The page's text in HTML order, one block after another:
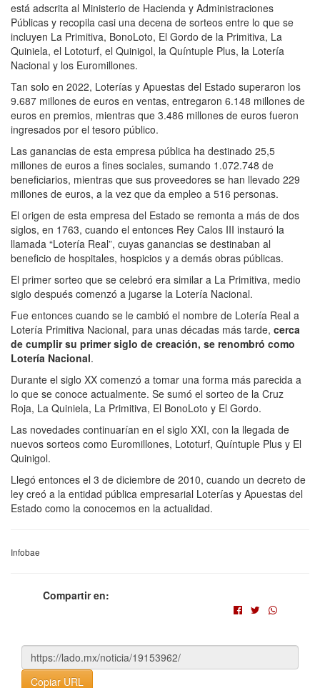
está adscrita al Ministerio de Hacienda y Administraciones
Públicas y recopila casi una decena de sorteos entre lo que se
incluyen La Primitiva, BonoLoto, El Gordo de la Primitiva, La
Quiniela, el Lototurf, el Quinigol, la Quíntuple Plus, la Lotería
Nacional y los Euromillones.
Tan solo en 2022, Loterías y Apuestas del Estado superaron los
9.687 millones de euros en ventas, entregaron 6.148 millones de
euros en premios, mientras que 3.486 millones de euros fueron
ingresados por el tesoro público.
Las ganancias de esta empresa pública ha destinado 25,5
millones de euros a fines sociales, sumando 1.072.748 de
beneficiarios, mientras que sus proveedores se han llevado 229
millones de euros, a la vez que da empleo a 516 personas.
El origen de esta empresa del Estado se remonta a más de dos
siglos, en 1763, cuando el entonces Rey Calos III instauró la
llamada “Lotería Real”, cuyas ganancias se destinaban al
beneficio de hospitales, hospicios y a demás obras públicas.
El primer sorteo que se celebró era similar a La Primitiva, medio
siglo después comenzó a jugarse la Lotería Nacional.
Fue entonces cuando se le cambió el nombre de Lotería Real a
Lotería Primitiva Nacional, para unas décadas más tarde, cerca
de cumplir su primer siglo de creación, se renombró como
Lotería Nacional.
Durante el siglo XX comenzó a tomar una forma más parecida a
lo que se conoce actualmente. Se sumó el sorteo de la Cruz
Roja, La Quiniela, La Primitiva, El BonoLoto y El Gordo.
Las novedades continuarían en el siglo XXI, con la llegada de
nuevos sorteos como Euromillones, Lototurf, Quíntuple Plus y El
Quinigol.
Llegó entonces el 3 de diciembre de 2010, cuando un decreto de
ley creó a la entidad pública empresarial Loterías y Apuestas del
Estado como la conocemos en la actualidad.
Infobae
Compartir en:
Copiar URL